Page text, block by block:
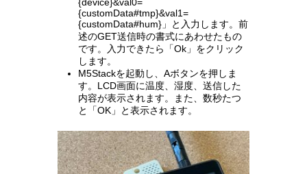
{customData#tmp}&val1=
{customData#hum}」と入力します。前
述のGET送信時の書式にあわせたもの
です。入力できたら「Ok」をクリック
します。
M5Stackを起動し、Aボタンを押しま
す。LCD画面に温度、湿度、送信した
内容が表示されます。また、数秒たつ
と「OK」と表示されます。